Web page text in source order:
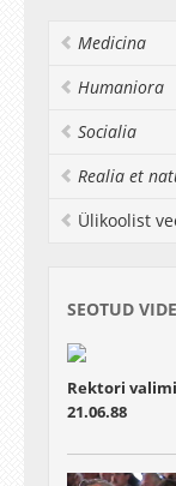
Fotogalerii
Medicina
Humaniora
Socialia
Realia et
Ülikoolist
SEOTUD
Rektori
21.06.88